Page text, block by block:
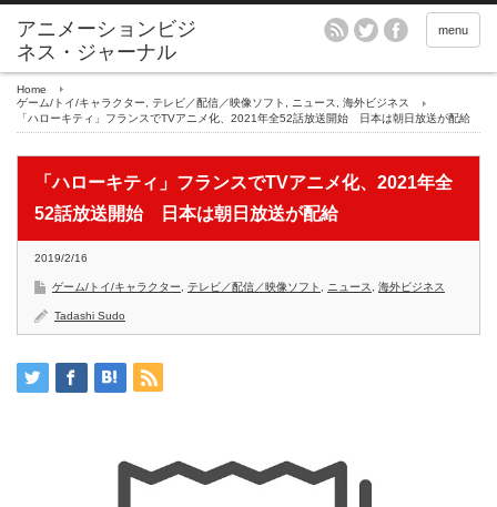
アニメーションビジ
ネス・ジャーナル
menu
Home
ゲーム/トイ/キャラクター
テレビ／配信／映像ソフト ニュース
海外ビジネス
「ハローキティ」フランスでTVアニメ化、2021年全52話放送開始 日本は朝日放送が配給
「ハローキティ」フランスでTVアニメ化、2021年全
52話放送開始 日本は朝日放送が配給
2019/2/16
ゲーム/トイ/キャラクター テレビ／配信／映像ソフト ニュース 海外ビジネス
Tadashi Sudo